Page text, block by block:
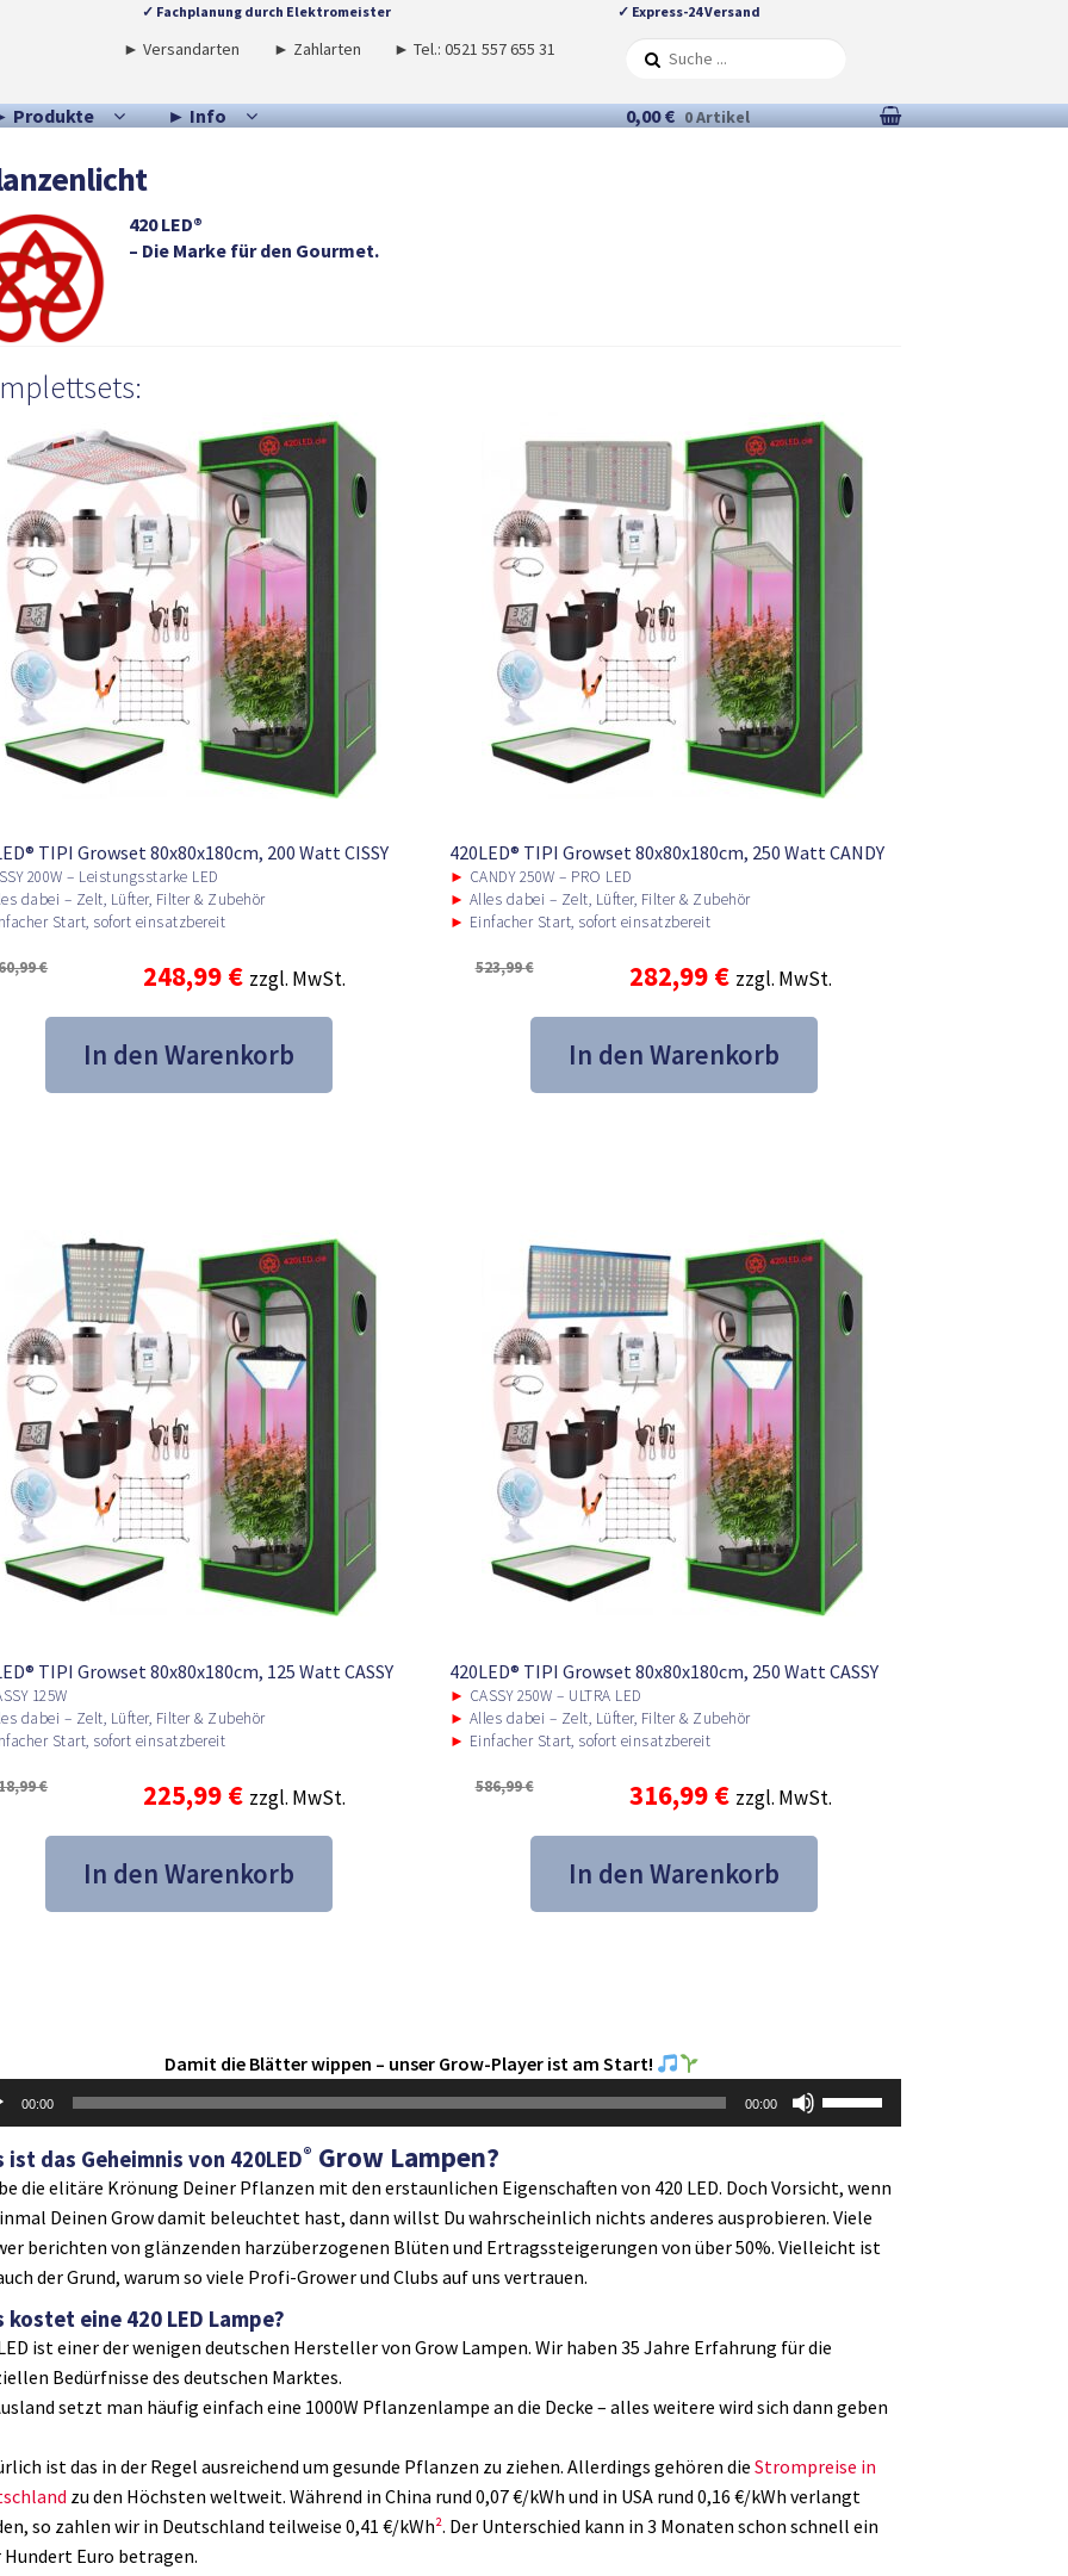
✓ Fachplanung durch Elektromeister ✓ Express-24 Versand
► Versandarten ► Zahlarten ► Tel.: 0521 557 655 31
Produkte ► Info 0,00 € 0 Artikel
420 LED®
– Die Marke für den Gourmet.
TIPI Growset 80x80x180cm, 200 Watt CISSY
200W – Leistungsstarke LED
dabei – Zelt, Lüfter, Filter & Zubehör
Start, sofort einsatzbereit
€
Ursprünglicher
Preis
war:
460,99 €
248,99 €Aktueller
Preis
ist:
248,99 €.
zzgl. MwSt.
In den Warenkorb
420LED® TIPI Growset 80x80x180cm, 250 Watt CANDY
► CANDY 250W – PRO LED
► Alles dabei – Zelt, Lüfter, Filter & Zubehör
► Einfacher Start, sofort einsatzbereit
523,99€
Ursprünglicher
Preis
war:
523,99 €
282,99 €Aktueller
Preis
ist:
282,99 €.
zzgl. MwSt.
In den Warenkorb
TIPI Growset 80x80x180cm, 125 Watt CASSY
125W
dabei – Zelt, Lüfter, Filter & Zubehör
Start, sofort einsatzbereit
€
Ursprünglicher
Preis
war:
418,99 €
225,99 €Aktueller
Preis
ist:
225,99 €.
zzgl. MwSt.
In den Warenkorb
420LED® TIPI Growset 80x80x180cm, 250 Watt CASSY
► CASSY 250W – ULTRA LED
► Alles dabei – Zelt, Lüfter, Filter & Zubehör
► Einfacher Start, sofort einsatzbereit
586,99€
Ursprünglicher
Preis
war:
586,99 €
316,99 €Aktueller
Preis
ist:
316,99 €.
zzgl. MwSt.
In den Warenkorb
Damit die Blätter wippen – unser Grow-Player ist am Start!
00:00 00:00
Hoch/Runter
um
die
Lautstärke
ist das Geheimnis von 420LED® Grow Lampen?
die elitäre Krönung Deiner Pflanzen mit den erstaunlichen Eigenschaften von 420 LED. Doch Vorsicht, wenn
Deinen Grow damit beleuchtet hast, dann willst Du wahrscheinlich nichts anderes ausprobieren. Viele
berichten von glänzenden harzüberzogenen Blüten und Ertragssteigerungen von über 50%. Vielleicht ist
der Grund, warum so viele Profi-Grower und Clubs auf uns vertrauen.
kostet eine 420 LED Lampe?
ist einer der wenigen deutschen Hersteller von Grow Lampen. Wir haben 35 Jahre Erfahrung für die
Bedürfnisse des deutschen Marktes.
setzt man häufig einfach eine 1000W Pflanzenlampe an die Decke – alles weitere wird sich dann geben
ist das in der Regel ausreichend um gesunde Pflanzen zu ziehen. Allerdings gehören die Strompreise in
zu den Höchsten weltweit. Während in China rund 0,07 €/kWh und in USA rund 0,16 €/kWh verlangt
so zahlen wir in Deutschland teilweise 0,41 €/kWh². Der Unterschied kann in 3 Monaten schon schnell ein
Hundert Euro betragen.